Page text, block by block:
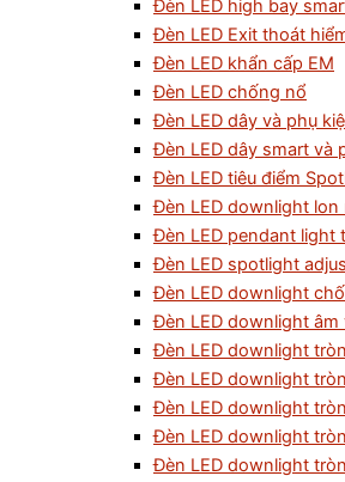
Đèn LED high bay
Đèn LED Exit thoát
Đèn LED khẩn cấp EM
Đèn LED chống nổ
Đèn LED dây và phụ
Đèn LED dây smart và
Đèn LED tiêu điểm
Đèn LED downlight lon
Đèn LED pendant light
Đèn LED spotlight
Đèn LED downlight
Đèn LED downlight âm
Đèn LED downlight
Đèn LED downlight
Đèn LED downlight
Đèn LED downlight
Đèn LED downlight